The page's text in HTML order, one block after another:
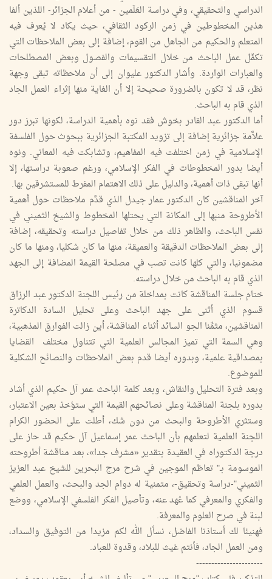
الدراسي والتحقيقي، وفي دراسة العَلَمين - من أعلام الجزائر- اللذين ألفا
هذين المخطوطين في زمن الركود الثقافي، حيث يكاد لا يُعرف فيه
المتعلم والحكيم من الجاهل من القوم، إضافة إلى بعض الملاحظات التي
تكمِّل عمل الباحث من خلال التقسيمات والفصول وبعض المصطلحات
والعبارات الواردة. وأشار الدكتور عليوان إلى أن ملاحظاته تبقى وجهة
نظر، قد لا تكون بالضرورة صحيحة إلا أن الغاية منها إثراء العمل الجاد
الذي قام به الباحث.
أما الدكتور عبد القادر بخوش فقد نوه بأهمية الدراسة، لكونها تبرز دور
علاَّمة جزائرية إضافة إلى تزويد المكتبة الجزائرية ببحوث حول الفلسفة
الإسلامية في زمن اختلفت فيه المفاهيم، وتشابكت فيه المعاني. ونوه
أيضا بدور المخطوطات في الفكر الإسلامي، ورغم صعوبة دراستها، إلا
أنها تبقى ذات أهمية، والدليل على ذلك الاهتمام المفرط للمستشرقين بها.
آخر المناقشين كان الدكتور عمار جيدل الذي قدَّم ملاحظات حول أهمية
الأطروحة منبها إلى المكانة التي يحتلها المخطوط والشيخ الثميني في
نفس الباحث، والظاهر ذلك من خلال تفاصيل دراسته وتحقيقه، إضافة
إلى بعض الملاحظات الدقيقة والعميقة، منها ما كان شكليا، ومنها ما كان
مضمونيا، والتي كلها كانت تصب في مصلحة القيمة المضافة إلى الجهد
الذي قام به الباحث من خلال دراسته.
ختام جلسة المناقشة كانت بمداخلة من رئيس اللجنة الدكتور عبد الرزاق
قسوم الذي أثنى على جهد الباحث وعلى تحليل السادة الدكاترة
المناقشين، مثمِّنا الجو السائد أثناء المناقشة، أين زالت الفوارق المذهبية،
وهي السمة التي تميز المجالس العلمية التي تتناول مختلف القضايا
بمصداقية علمية، وبدوره أيضا قدم بعض الملاحظات والنصائح الشكلية
للموضوع.
وبعد فترة التحليل والنقاش، وبعد كلمة الباحث عمر آل حكيم الذي أشاد
بدوره بلجنة المناقشة وعلى نصائحهم القيمة التي ستؤخذ بعين الاعتبار،
وستثري الأطروحة والبحث من دون شك، أطلت على الحضور الكرام
اللجنة العلمية لتعلمهم بأن الباحث عمر إسماعيل آل حكيم قد حاز على
درجة الدكتوراه في العقيدة بتقدير «مشرف جدا»، بعد مناقشة أطروحته
الموسومة بـ" تعاظم الموجين في شرح مرج البحرين للشيخ عبد العزيز
الثميني"-دراسة وتحقيق-، متمنية له دوام الجد والبحث، والعمل العلمي
والفكري والمعرفي كما عُهد عنه، وتأصيل الفكر الفلسفي الإسلامي، ووضع
لبنة في صرح العلوم والمعرفة.
فهنيئا لك أستاذنا الفاضل، نسأل الله لكم مزيدا من التوفيق والسداد،
ومن العمل الجاد، فأنتم غيث للبلاد، وقدوة للعباد.
----------------------